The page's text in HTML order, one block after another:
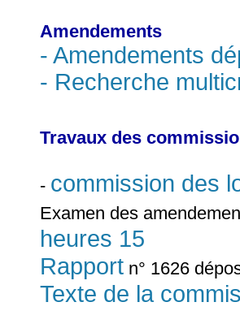
Amendements
- Amendements
- Recherche
Travaux des
- commission des
Examen des
heures 15
Rapport n° 1626
Texte de la